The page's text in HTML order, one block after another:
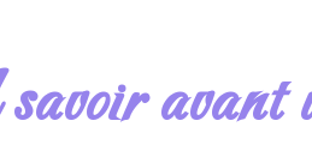
avant